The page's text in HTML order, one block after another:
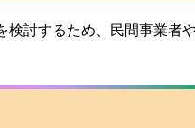
討するため、民間事業者